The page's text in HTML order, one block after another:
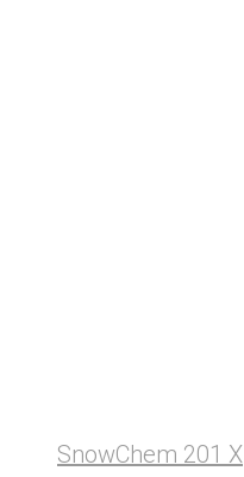
SnowChem 201 X